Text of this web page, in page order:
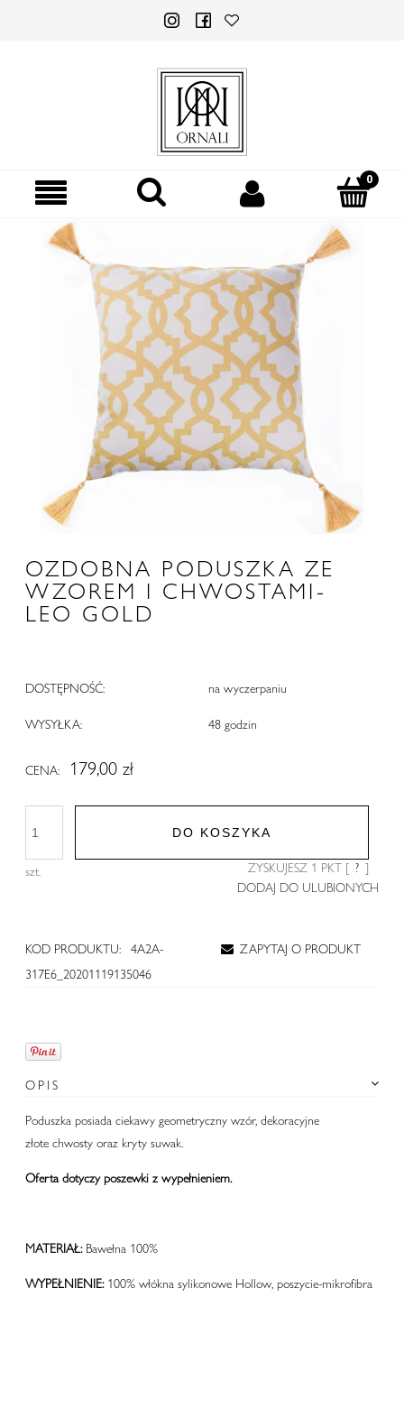
OZDOBNA PODUSZKA ZE
WZOREM I CHWOSTAMI-
LEO GOLD
DOSTĘPNOŚĆ: na wyczerpaniu
WYSYŁKA: 48 godzin
CENA: 179,00 zł
szt.
DO KOSZYKA
ZYSKUJESZ 1 PKT [ ? ]
DODAJ DO ULUBIONYCH
KOD PRODUKTU:
4A2A-
317E6_20201119135046
ZAPYTAJ O PRODUKT
OPIS
Poduszka posiada ciekawy geometryczny wzór, dekoracyjne
złote chwosty oraz kryty suwak.
Oferta dotyczy poszewki z wypełnieniem.
MATERIAŁ: Bawełna 100%
WYPEŁNIENIE: 100% włókna sylikonowe Hollow, poszycie-mikrofibra